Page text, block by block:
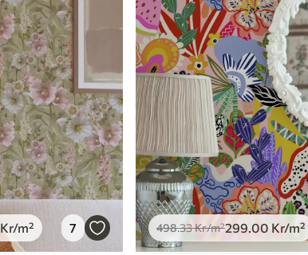
Premiumvinyl
725.00435 .00Kr/m²
Kr/m² 7 498.33Kr/m²299.00 Kr/m²